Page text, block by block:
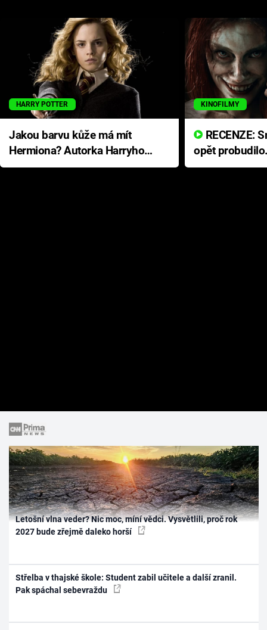
HARRY POTTER
Jakou barvu kůže má mít
Hermiona? Autorka Harryho
Pottera přišla s ráznou
KINOFILMY
opět
přichází s
Letošní vlna veder? Nic moc, míní vědci. Vysvětlili, proč rok
2027 bude zřejmě daleko horší
Střelba v thajské škole: Student zabil učitele a další zranil.
Pak spáchal sebevraždu